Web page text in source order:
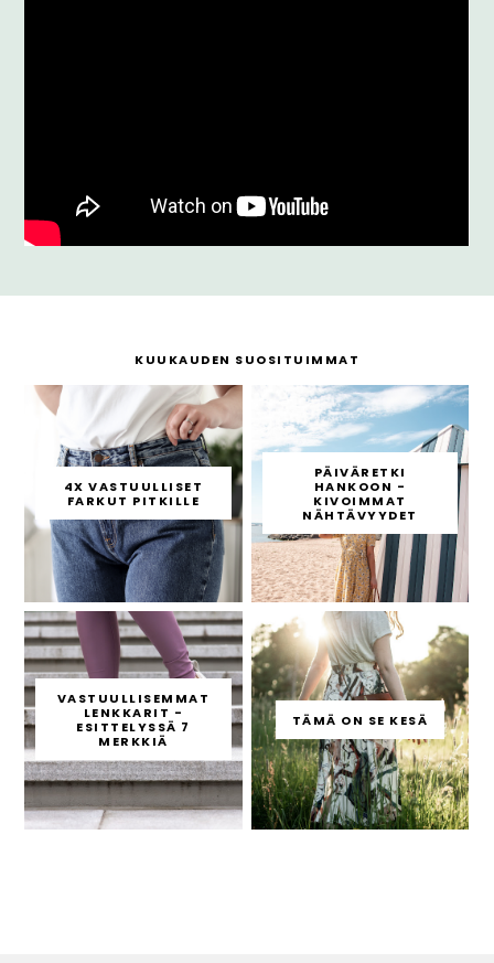
KUUKAUDEN SUOSITUIMMAT
4X VASTUULLISET
FARKUT PITKILLE
PÄIVÄRETKI
HANKOON -
KIVOIMMAT
NÄHTÄVYYDET
VASTUULLISEMMAT
LENKKARIT -
ESITTELYSSÄ 7
MERKKIÄ
TÄMÄ ON SE KESÄ